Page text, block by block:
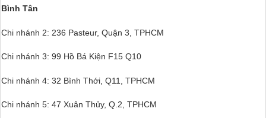
Bình Tân
Chi nhánh 2: 236 Pasteur, Quận 3, TPHCM
Chi nhánh 3: 99 Hồ Bá Kiện F15 Q10
Chi nhánh 4: 32 Bình Thới, Q11, TPHCM
Chi nhánh 5: 47 Xuân Thủy, Q.2, TPHCM